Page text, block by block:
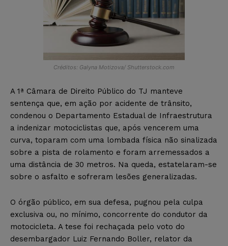
Créditos: Galyna Motizova/ Shutterstock.com
A 1ª Câmara de Direito Público do TJ manteve
sentença que, em ação por acidente de trânsito,
condenou o Departamento Estadual de Infraestrutura
a indenizar motociclistas que, após vencerem uma
curva, toparam com uma lombada física não sinalizada
sobre a pista de rolamento e foram arremessados a
uma distância de 30 metros. Na queda, estatelaram-se
sobre o asfalto e sofreram lesões generalizadas.
O órgão público, em sua defesa, pugnou pela culpa
exclusiva ou, no mínimo, concorrente do condutor da
motocicleta. A tese foi rechaçada pelo voto do
desembargador Luiz Fernando Boller, relator da